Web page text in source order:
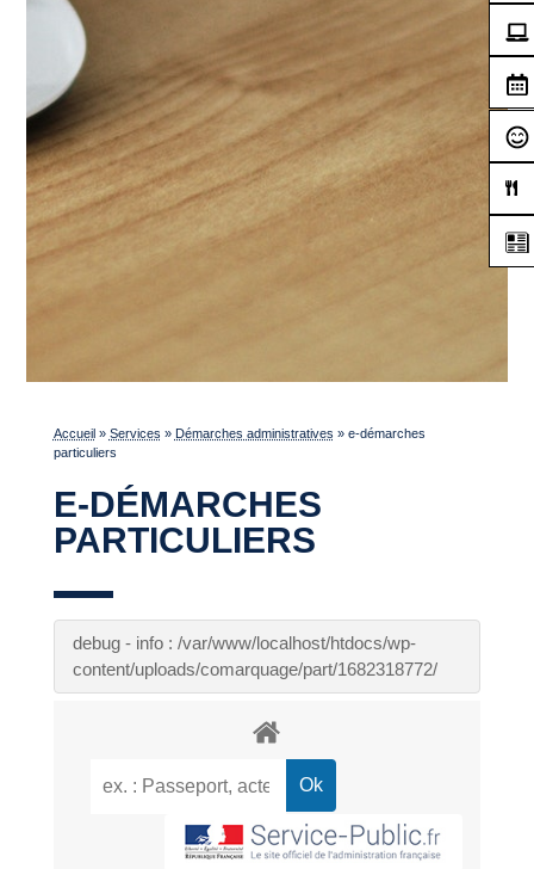
Accueil » Services » Démarches administratives » e-démarches
particuliers
E-DÉMARCHES
PARTICULIERS
debug - info : /var/www/localhost/htdocs/wp-
content/uploads/comarquage/part/1682318772/